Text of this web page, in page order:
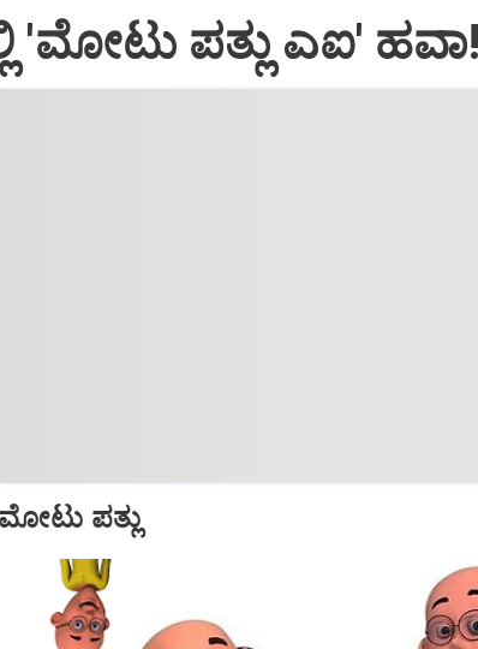
ಪತ್ಲು ಎಐ'
ಪತ್ಲು